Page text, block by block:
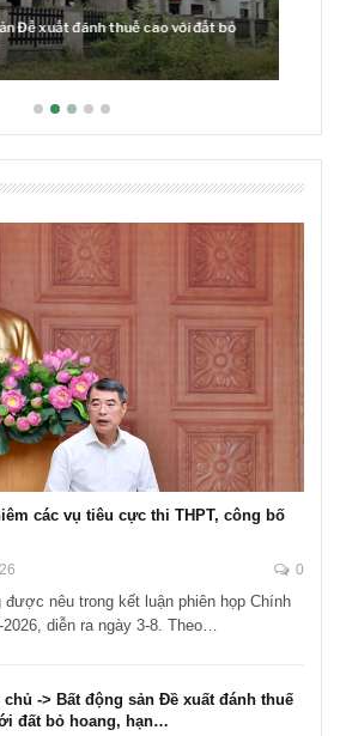
và cuộc tái cơ cấu trên thị trường BĐS
các vụ tiêu cực thi THPT, công bố
0
nêu trong kết luận phiên họp Chính
diễn ra ngày 3-8. Theo…
chủ -> Bất động sản Đề xuất đánh thuế
đất bỏ hoang, hạn…